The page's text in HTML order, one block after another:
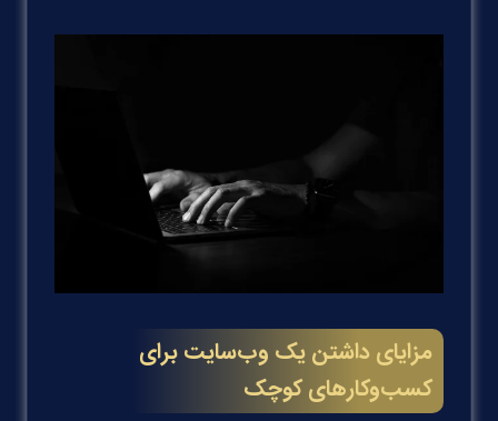
مزایای داشتن یک وب‌سایت برای
کسب‌وکارهای کوچک